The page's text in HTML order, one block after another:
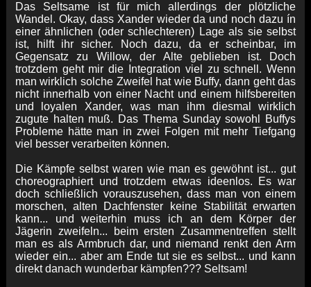
Das Seltsame ist für mich allerdings der plötzliche
Wandel. Okay, dass Xander wieder da und noch dazu ín
einer ähnlichen (oder schlechteren) Lage als sie selbst
ist, hilft ihr sicher. Noch dazu, da er scheinbar, im
Gegensatz zu Willow, der Alte geblieben ist. Doch
trotzdem geht mir die Integration viel zu schnell. Wenn
man wirklich solche Zweifel hat wie Buffy, dann geht das
nicht innerhalb von einer Nacht und einem hilfsbereiten
und loyalen Xander, was man ihm diesmal wirklich
zugute halten muß. Das Thema Sunday sowohl Buffys
Probleme hätte man in zwei Folgen mit mehr Tiefgang
viel besser verarbeiten können.
Die Kämpfe selbst waren wie man es gewöhnt ist... gut
choreographiert und trotzdem etwas ideenlos. Es war
doch schließlich vorauszusehen, dass man von einem
morschen, alten Dachfenster keine Stabilität erwarten
kann... und weiterhin muss ich an dem Körper der
Jägerin zweifeln... beim ersten Zusammentreffen stellt
man es als Armbruch dar, und niemand renkt den Arm
wieder ein... aber am Ende tut sie es selbst... und kann
direkt danach wunderbar kämpfen??? Seltsam!